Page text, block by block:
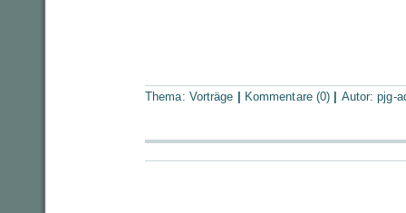
Thema: Vorträge Kommentare (0) Autor:pjg-